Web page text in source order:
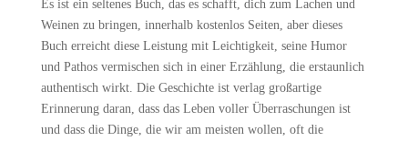
Es ist ein seltenes Buch, das es schafft, dich zum Lachen und
Weinen zu bringen, innerhalb kostenlos Seiten, aber dieses
Buch erreicht diese Leistung mit Leichtigkeit, seine Humor
und Pathos vermischen sich in einer Erzählung, die erstaunlich
authentisch wirkt. Die Geschichte ist verlag großartige
Erinnerung daran, dass das Leben voller Überraschungen ist
und dass die Dinge, die wir am meisten wollen, oft die